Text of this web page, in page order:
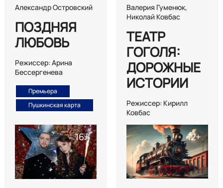
Александр Островский
ПОЗДНЯЯ
ЛЮБОВЬ
Режиссер: Арина
Бессергенева
Премьера
Пушкинская карта
Валерия Гуменюк,
Николай Ковбас
ТЕАТР
ГОГОЛЯ:
ДОРОЖНЫЕ
ИСТОРИИ
Режиссер: Кирилл
Ковбас